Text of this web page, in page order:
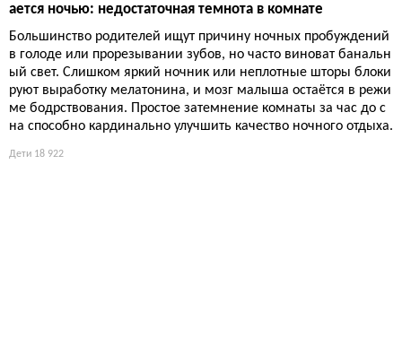
ается ночью: недостаточная темнота в комнате
Большинство родителей ищут причину ночных пробуждений
в голоде или прорезывании зубов, но часто виноват банальн
ый свет. Слишком яркий ночник или неплотные шторы блоки
руют выработку мелатонина, и мозг малыша остаётся в режи
ме бодрствования. Простое затемнение комнаты за час до с
на способно кардинально улучшить качество ночного отдыха.
Дети 18 922